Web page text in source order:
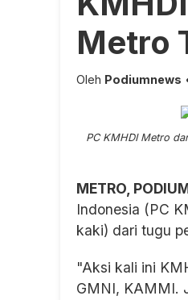
Metro
Oleh Podiumnews
PC KMHDI Metro
METRO,
Indonesia (PC
kaki) dari tugu
"Aksi kali ini
GMNI, KAMMI.